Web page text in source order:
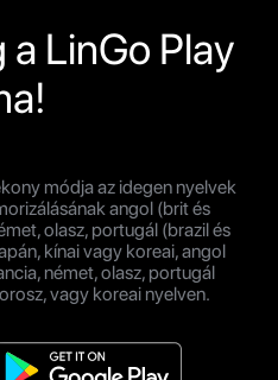
a LinGo Play
módja az idegen nyelvek
angol (brit és
olasz, portugál (brazil és
kínai vagy koreai, angol
német, olasz, portugál
vagy koreai nyelven.